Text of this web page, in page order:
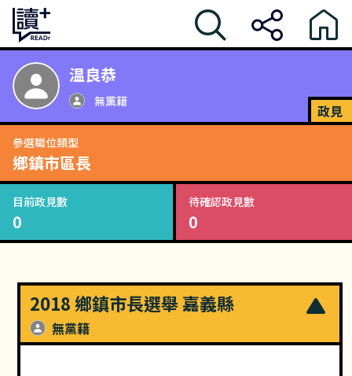
温良恭
無黨籍
政見
參選職位類型
鄉鎮市區長
目前政見數
0
待確認政見數
0
2018 鄉鎮市長選舉 嘉義縣
無黨籍